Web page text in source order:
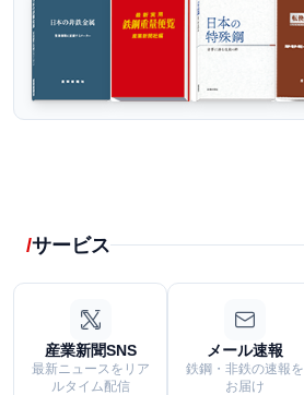
サービス
産業新聞SNS
最新ニュースをリア
ルタイム配信
メール速報
鉄鋼・非鉄の速報を
お届け